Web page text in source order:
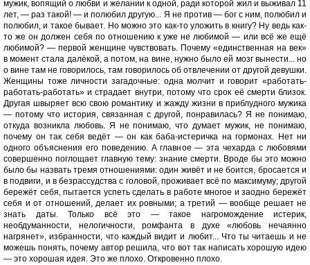
мужик, вопящий о любви и желании к одной, ради которой жил и выживал 11
лет, — раз такой! — и полюбил другую... Я не против — бог с ним, полюбил и
полюбил, и такое бывает. Но можно это как-то уложить в книгу? Ну ведь как-
то же он должен себя по отношению к уже не любимой — или всё же ещё
любимой? — первой женщине чувствовать. Почему «единственная на век»
в момент стала далёкой, а потом, на вине, нужно было ей мозг вынести... но
о вине там не говорилось, там говорилось об отвлечении от другой девушки.
Женщины тоже личности загадочные: одна молчит и говорит «работать-
работать-работать» и страдает внутри, потому что срок её смерти близок.
Другая швыряет всю свою романтику и жажду жизни в приблудного мужика
— потому что история, связанная с другой, понравилась? Я не понимаю,
откуда возникла любовь. Я не понимаю, что думает мужик, не понимаю,
почему он так себя ведёт — он как баба-истеричка на гормонах. Нет ни
одного объяснения его поведению. А главное — эта чехарда с любовями
совершенно поглощает главную тему: знание смерти. Вроде бы это можно
было бы назвать тремя отношениями: один живёт и не боится, бросается и
в подвиги, и в безрассудства с головой, проживает всё по максимуму; другой
бережёт себя, пытается успеть сделать в работе многое и заодно бережёт
себя и от отношений, делает их ровными; а третий — вообще решает не
знать даты. Только всё это — такое нагромождение истерик,
необдуманности, нелогичности, ромфанта в духе «любовь нечаянно
нагрянет», избранности, что каждый видит и любит... Что ты читаешь и не
можешь понять, почему автор решила, что вот так написать хорошую идею
— это хорошая идея. Это же плохо. Откровенно плохо.